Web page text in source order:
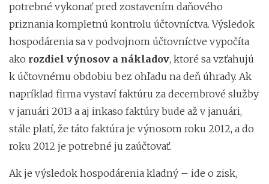
potrebné vykonať pred zostavením daňového
priznania kompletnú kontrolu účtovníctva. Výsledok
hospodárenia sa v podvojnom účtovníctve vypočíta
ako rozdiel výnosov a nákladov, ktoré sa vzťahujú
k účtovnému obdobiu bez ohľadu na deň úhrady. Ak
napríklad firma vystaví faktúru za decembrové služby
v januári 2013 a aj inkaso faktúry bude až v januári,
stále platí, že táto faktúra je výnosom roku 2012, a do
roku 2012 je potrebné ju zaúčtovať.
Ak je výsledok hospodárenia kladný – ide o zisk,